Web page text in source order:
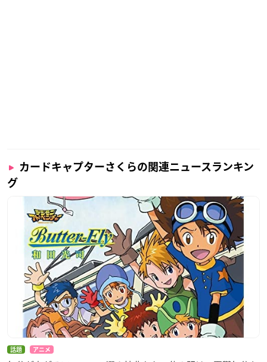
カードキャプターさくらの関連ニュースランキン
グ
話題 アニメ